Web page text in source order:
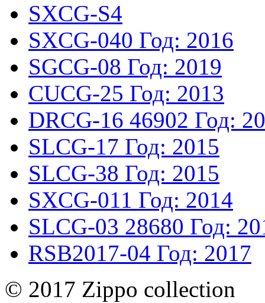
SXCG-S4
SXCG-040 Год: 2016
SGCG-08 Год: 2019
CUCG-25 Год: 2013
DRCG-16 46902 Год:
SLCG-17 Год: 2015
SLCG-38 Год: 2015
SXCG-011 Год: 2014
SLCG-03 28680 Год:
RSB2017-04 Год: 2017
© 2017 Zippo collection